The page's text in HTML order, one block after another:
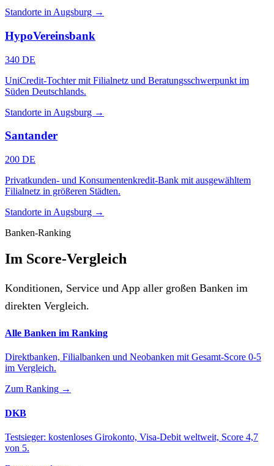
Standorte in Augsburg →
HypoVereinsbank
340 DE
UniCredit-Tochter mit Filialnetz und Beratungsschwerpunkt im
Süden Deutschlands.
Standorte in Augsburg →
Santander
200 DE
Privatkunden- und Konsumentenkredit-Bank mit ausgewähltem
Filialnetz in größeren Städten.
Standorte in Augsburg →
Banken-Ranking
Im Score-Vergleich
Konditionen, Service und App aller großen Banken im
direkten Vergleich.
Alle Banken im Ranking
Direktbanken, Filialbanken und Neobanken mit Gesamt-Score 0-5
im Vergleich.
Zum Ranking →
DKB
Testsieger: kostenloses Girokonto, Visa-Debit weltweit, Score 4,7
von 5.